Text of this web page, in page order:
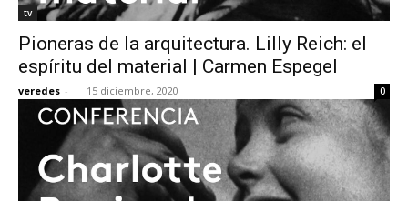
tv
Pioneras de la arquitectura. Lilly Reich: el
espíritu del material | Carmen Espegel
veredes - 15 diciembre, 2020 0